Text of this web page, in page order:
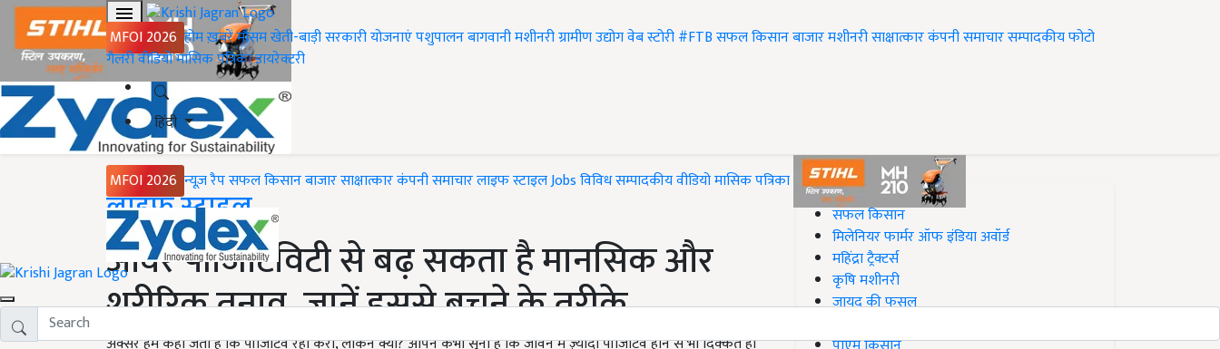
MFOI 2026 होमख़बरेंमौसमखेती-बाड़ीसरकारी योजनाएंपशुपालनबागवानीमशीनरीग्रामीण उद्योगवेब स्टोरी#FTBसफल किसानबाजारमशीनरीसाक्षात्कारकंपनी समाचारसम्पादकीयफोटो
गैलरीवीडियोमासिक पत्रिकाडायरेक्टरी
हिंदी
MFOI 2026 न्यूज़ रैपसफल किसानबाजारसाक्षात्कारकंपनी समाचारलाइफ स्टाइलJobsविविधसम्पादकीयवीडियोमासिक पत्रिका
Home
लाइफ स्टाइल
ओवर पॉजिटिविटी से बढ़ सकता है मानसिक और
शरीरिक तनाव, जानें इससे बचने के तरीके
अक्सर हमें कहा जता है कि पॉजिटिव रहा करो, लेकिन क्या? आपने कभी सुना है कि जीवन में ज़्यादा पॉजिटिव होने से भी दिक्कत हो
#Top on Krishi Jagran
सफल किसान
मिलेनियर फार्मर ऑफ इंडिया अवॉर्ड
महिंद्रा ट्रैक्टर्स
कृषि मशीनरी
जायद की फसल